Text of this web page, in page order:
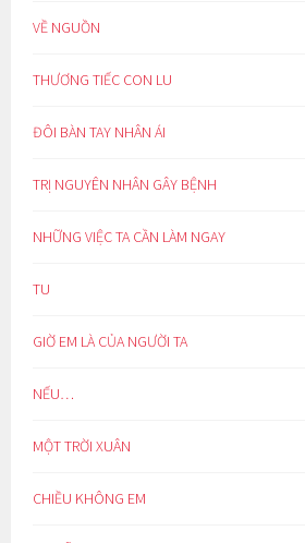
VỀ NGUỒN
THƯƠNG TIẾC CON LU
ĐÔI BÀN TAY NHÂN ÁI
TRỊ NGUYÊN NHÂN GÂY BỆNH
NHỮNG VIỆC TA CẦN LÀM NGAY
TU
GIỜ EM LÀ CỦA NGƯỜI TA
NẾU…
MỘT TRỜI XUÂN
CHIỀU KHÔNG EM